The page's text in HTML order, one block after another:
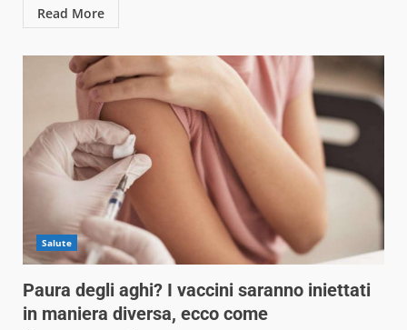
Read More
Salute
Paura degli aghi? I vaccini saranno iniettati
in maniera diversa, ecco come